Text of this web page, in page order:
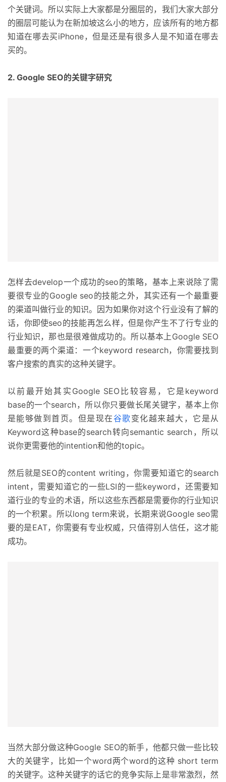
个关键词。所以实际上大家都是分圈层的，我们大家大部分
的圈层可能认为在新加坡这么小的地方，应该所有的地方都
知道在哪去买iPhone，但是还是有很多人是不知道在哪去
买的。
2. Google SEO的关键字研究
怎样去develop一个成功的seo的策略，基本上来说除了需
要很专业的Google seo的技能之外，其实还有一个最重要
的渠道叫做行业的知识。因为如果你对这个行业没有了解的
话，你即使seo的技能再怎么样，但是你产生不了行专业的
行业知识，那也是很难做成功的。所以基本上Google SEO
最重要的两个渠道：一个keyword research，你需要找到
客户搜索的真实的这种关键字。
以前最开始其实Google SEO比较容易，它是keyword
base的一个search，所以你只要做长尾关键字，基本上你
是能够做到首页。但是现在谷歌变化越来越大，它是从
Keyword这种base的search转向semantic search，所以
说你更需要他的intention和他的topic。
然后就是SEO的content writing，你需要知道它的search
intent，需要知道它的一些LSI的一些keyword，还需要知
道行业的专业的术语，所以这些东西都是需要你的行业知识
的一个积累。所以long term来说，长期来说Google seo需
要的是EAT，你需要有专业权威，只值得别人信任，这才能
成功。
当然大部分做这种Google SEO的新手，他都只做一些比较
大的关键字，比如一个word两个word的这种 short term
的关键字。这种关键字的话它的竞争实际上是非常激烈，然